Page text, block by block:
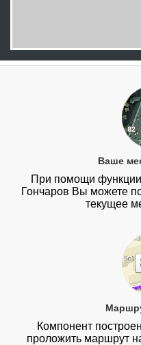
Ваше
При помощи функции
Гончаров Вы можете
текущее
Компонент
проложить маршрут